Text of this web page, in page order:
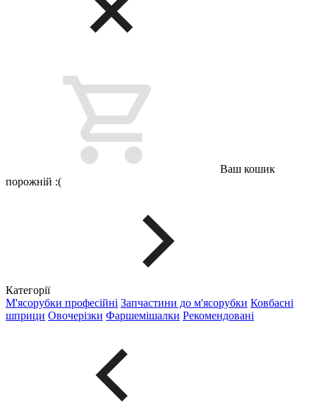
Ваш кошик
порожній :(
Категорії
М'ясорубки професійні Запчастини до м'ясорубки Ковбасні
шприци Овочерізки Фаршемішалки Рекомендовані